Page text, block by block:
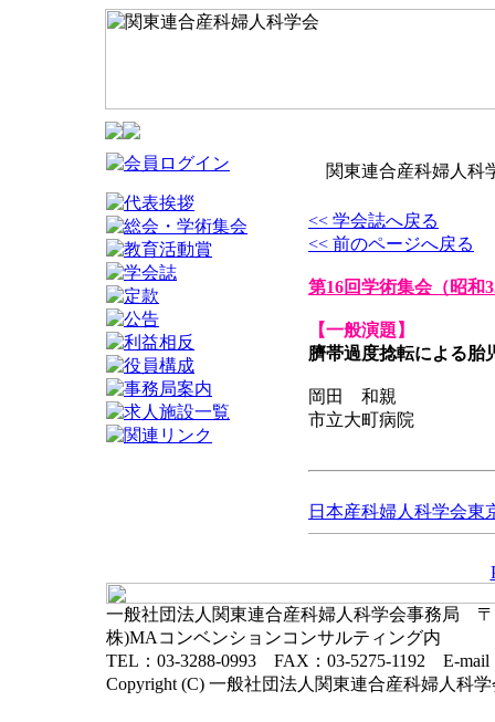
関東連合産科婦人科
<< 学会誌へ戻る
<< 前のページへ戻る
第16回学術集会（昭和
【一般演題】
臍帯過度捻転による胎
岡田 和親
市立大町病院
日本産科婦人科学会東
一般社団法人関東連合産科婦人科学会事務局 〒
株)MAコンベンションコンサルティング内
TEL：03-3288-0993 FAX：03-5275-1192 E-mail
Copyright (C) 一般社団法人関東連合産科婦人科